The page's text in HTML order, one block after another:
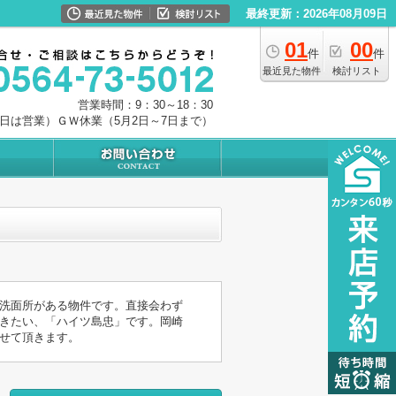
最終更新：2026年08月09日
01件
最近見た物件
00件
検討リスト
営業時間：9：30～18：30
は営業）ＧＷ休業（5月2日～7日まで）
面所がある物件です。直接会わず
たい、「ハイツ島忠」です。岡崎
て頂きます。